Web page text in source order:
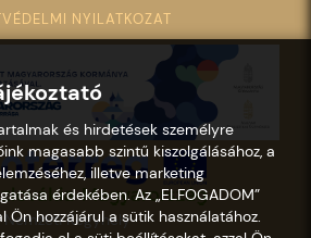
NYILATKOZAT
Nemzeti Kegyhely
és hirdetések személyre
magasabb szintű kiszolgálásához, a
illetve marketing
érdekében. Az „ELFOGADOM”
hozzájárul a sütik használatához.